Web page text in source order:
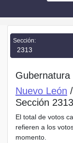
Sección:
2313
Gubernatura
Nuevo León /
Sección 2313
El total de votos
refieren a los
momento.